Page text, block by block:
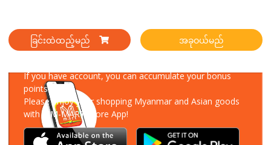
ခြင်းထဲထည့်မည် အခုဝယ်မည်
If you have account, you can accumulate your bonus
points!
Please enjoy your shopping Myanmar and Asian goods
with MM-MART Store App!